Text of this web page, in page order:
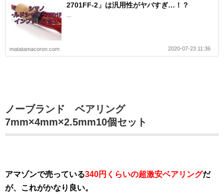
2701FF-2」は汎用性がヤバすぎ…！？
matatamacoron.com 2020-07-23 11:36
ノーブランド ベアリング
7mm×4mm×2.5mm10個セット
アマゾンで売っている340円くらいの超激安ベアリングだ
が、これがかなり良い。